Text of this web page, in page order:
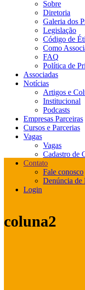
Sobre
Diretoria
Galeria dos
Legislação
Código de
Como
FAQ
Política de
Associadas
Notícias
Artigos e
Institucional
Podcasts
Empresas Parceiras
Cursos e Parcerias
Vagas
Vagas
Cadastro de
Contato
Fale conosco
Denúncia de
Login
coluna2